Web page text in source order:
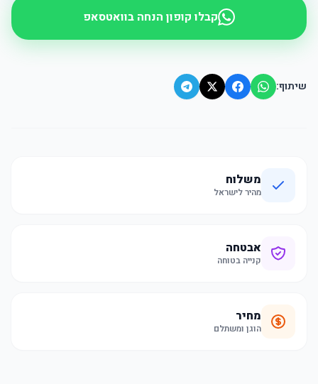
קבלו קופון הנחה בוואטסאפ
שיתוף:
משלוח
מהיר לישראל
אבטחה
קנייה בטוחה
מחיר
הוגן ומשתלם